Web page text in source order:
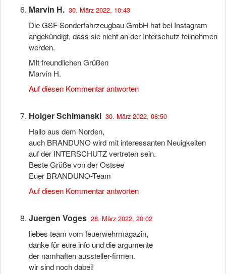
Marvin H. 30. März 2022, 10:43
Die GSF Sonderfahrzeugbau GmbH hat bei Instagram
angekündigt, dass sie nicht an der Interschutz teilnehmen
werden.
MIt freundlichen Grüßen
Marvin H.
Auf diesen Kommentar antworten
Holger Schimanski 30. März 2022, 08:50
Hallo aus dem Norden,
auch BRANDUNO wird mit interessanten Neuigkeiten
auf der INTERSCHUTZ vertreten sein.
Beste Grüße von der Ostsee
Euer BRANDUNO-Team
Auf diesen Kommentar antworten
Juergen Voges 28. März 2022, 20:02
liebes team vom feuerwehrmagazin,
danke für eure info und die argumente
der namhaften aussteller-firmen.
wir sind noch dabei!